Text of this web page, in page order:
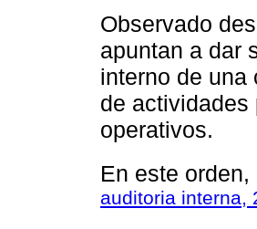
Observado
apuntan a dar
interno de una
de actividades
operativos.
En este orden,
auditoria interna,